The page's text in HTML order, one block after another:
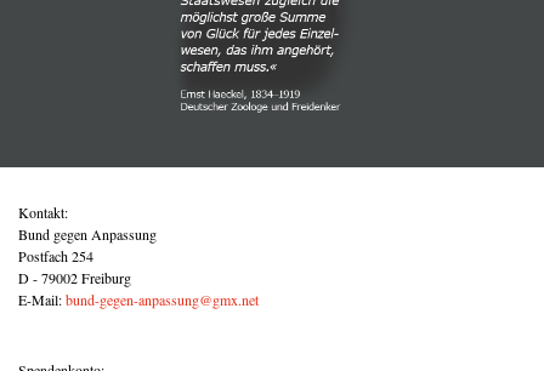
Kontakt:
Bund gegen Anpassung
Postfach 254
D - 79002 Freiburg
E-Mail:bund-gegen-anpassung@gmx.net